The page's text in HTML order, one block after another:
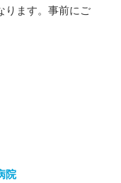
ります。事前にご
院